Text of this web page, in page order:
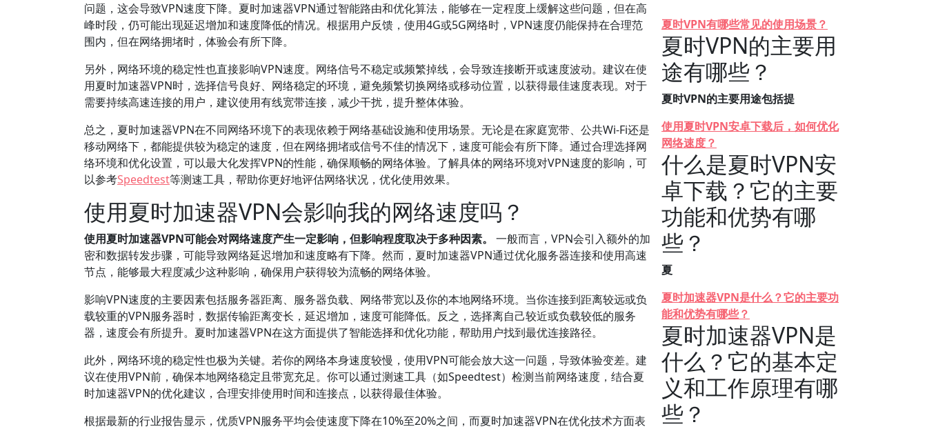
问题，这会导致VPN速度下降。夏时加速器VPN通过智能路由和优化算法，能够在一定程度上缓解这些问题，但在高
峰时段，仍可能出现延迟增加和速度降低的情况。根据用户反馈，使用4G或5G网络时，VPN速度仍能保持在合理范
围内，但在网络拥堵时，体验会有所下降。
另外，网络环境的稳定性也直接影响VPN速度。网络信号不稳定或频繁掉线，会导致连接断开或速度波动。建议在使
用夏时加速器VPN时，选择信号良好、网络稳定的环境，避免频繁切换网络或移动位置，以获得最佳速度表现。对于
需要持续高速连接的用户，建议使用有线宽带连接，减少干扰，提升整体体验。
总之，夏时加速器VPN在不同网络环境下的表现依赖于网络基础设施和使用场景。无论是在家庭宽带、公共Wi-Fi还是
移动网络下，都能提供较为稳定的速度，但在网络拥堵或信号不佳的情况下，速度可能会有所下降。通过合理选择网
络环境和优化设置，可以最大化发挥VPN的性能，确保顺畅的网络体验。了解具体的网络环境对VPN速度的影响，可
以参考Speedtest等测速工具，帮助你更好地评估网络状况，优化使用效果。
使用夏时加速器VPN会影响我的网络速度吗？
使用夏时加速器VPN可能会对网络速度产生一定影响，但影响程度取决于多种因素。
一般而言，VPN会引入额外的加
密和数据转发步骤，可能导致网络延迟增加和速度略有下降。然而，夏时加速器VPN通过优化服务器连接和使用高速
节点，能够最大程度减少这种影响，确保用户获得较为流畅的网络体验。
影响VPN速度的主要因素包括服务器距离、服务器负载、网络带宽以及你的本地网络环境。当你连接到距离较远或负
载较重的VPN服务器时，数据传输距离变长，延迟增加，速度可能降低。反之，选择离自己较近或负载较低的服务
器，速度会有所提升。夏时加速器VPN在这方面提供了智能选择和优化功能，帮助用户找到最优连接路径。
此外，网络环境的稳定性也极为关键。若你的网络本身速度较慢，使用VPN可能会放大这一问题，导致体验变差。建
议在使用VPN前，确保本地网络稳定且带宽充足。你可以通过测速工具（如Speedtest）检测当前网络速度，结合夏
时加速器VPN的优化建议，合理安排使用时间和连接点，以获得最佳体验。
根据最新的行业报告显示，优质VPN服务平均会使速度下降在10%至20%之间，而夏时加速器VPN在优化技术方面表
夏时VPN有哪些常见的使用场景？
夏时VPN的主要用
途有哪些？
夏时VPN的主要用途包括提
使用夏时VPN安卓下载后，如何优化
网络速度？
什么是夏时VPN安
卓下载？它的主要
功能和优势有哪
些？
夏
夏时加速器VPN是什么？它的主要功
能和优势有哪些？
夏时加速器VPN是
什么？它的基本定
义和工作原理有哪
些？